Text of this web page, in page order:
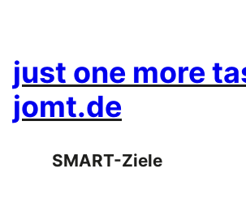
just one more
jomt.de
SMART-Ziele